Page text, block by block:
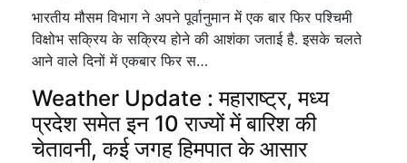
भारतीय मौसम विभाग ने अपने पूर्वानुमान में एक बार फिर पश्चिमी
विक्षोभ सक्रिय के सक्रिय होने की आशंका जताई है. इसके चलते
आने वाले दिनों में एकबार फि‍र स…
Weather Update : महाराष्ट्र, मध्य
प्रदेश समेत इन 10 राज्यों में बारिश की
चेतावनी, कई जगह हिमपात के आसार